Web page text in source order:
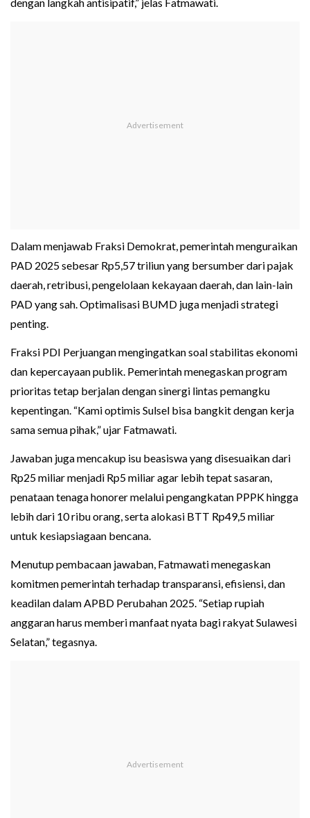
Dalam menjawab Fraksi Demokrat, pemerintah menguraikan
PAD 2025 sebesar Rp5,57 triliun yang bersumber dari pajak
daerah, retribusi, pengelolaan kekayaan daerah, dan lain-lain
PAD yang sah. Optimalisasi BUMD juga menjadi strategi
penting.
Fraksi PDI Perjuangan mengingatkan soal stabilitas ekonomi
dan kepercayaan publik. Pemerintah menegaskan program
prioritas tetap berjalan dengan sinergi lintas pemangku
kepentingan. “Kami optimis Sulsel bisa bangkit dengan kerja
sama semua pihak,” ujar Fatmawati.
Jawaban juga mencakup isu beasiswa yang disesuaikan dari
Rp25 miliar menjadi Rp5 miliar agar lebih tepat sasaran,
penataan tenaga honorer melalui pengangkatan PPPK hingga
lebih dari 10 ribu orang, serta alokasi BTT Rp49,5 miliar
untuk kesiapsiagaan bencana.
Menutup pembacaan jawaban, Fatmawati menegaskan
komitmen pemerintah terhadap transparansi, efisiensi, dan
keadilan dalam APBD Perubahan 2025. “Setiap rupiah
anggaran harus memberi manfaat nyata bagi rakyat Sulawesi
Selatan,” tegasnya.